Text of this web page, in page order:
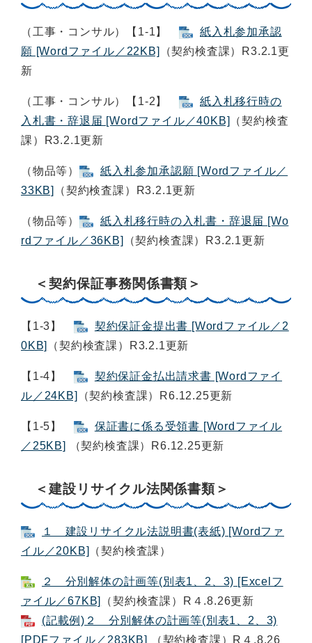
（工事・コンサル）【1-1】
紙入札参加承認
願 [Wordファイル／22KB]
（契約検査課）R3.2.1更
新
（工事・コンサル）【1-2】
紙入札移行時の
入札書・辞退届 [Wordファイル／40KB]
（契約検査
課）R3.2.1更新
（物品等）
紙入札参加承認願 [Wordファイル／
33KB]
（契約検査課）R3.2.1更新
（物品等）
紙入札移行時の入札書・辞退届 [Wo
rdファイル／36KB]
（契約検査課）R3.2.1更新
＜契約保証事務関係書類＞
【1-3】
契約保証金提出書 [Wordファイル／2
0KB]
（契約検査課）R3.2.1更新
【1-4】
契約保証金払出請求書 [Wordファイ
ル／24KB]
（契約検査課）R6.12.25更新
【1-5】
保証書に係る受領書 [Wordファイル
／25KB]
（契約検査課）R6.12.25更新
＜建設リサイクル法関係書類＞
１ 建設リサイクル法説明書(表紙) [Wordファ
イル／20KB]
（契約検査課）
２ 分別解体の計画等(別表1、2、3) [Excelフ
ァイル／67KB]
（契約検査課）R４.8.26更新​
(記載例)２ 分別解体の計画等(別表1、2、3)
[PDFファイル／283KB]
（契約検査課）R４.8.26